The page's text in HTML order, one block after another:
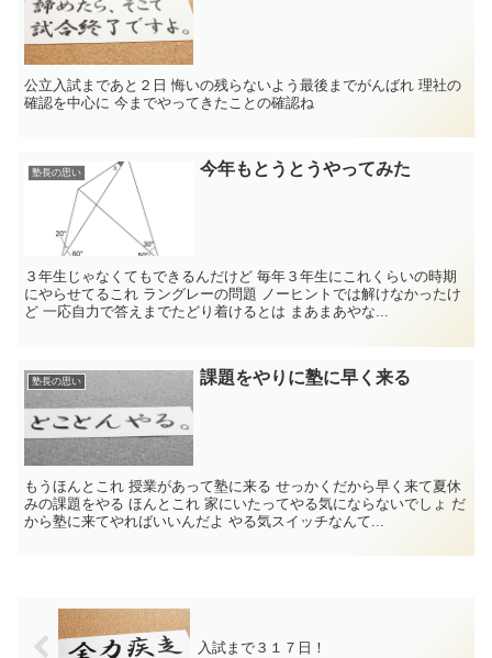
公立入試まであと２日 悔いの残らないよう最後までがんばれ 理社の
確認を中心に 今までやってきたことの確認ね
塾長の思い 今年もとうとうやってみた
３年生じゃなくてもできるんだけど 毎年３年生にこれくらいの時期
にやらせてるこれ ラングレーの問題 ノーヒントでは解けなかったけ
ど 一応自力で答えまでたどり着けるとは まあまあやな...
塾長の思い 課題をやりに塾に早く来る
もうほんとこれ 授業があって塾に来る せっかくだから早く来て夏休
みの課題をやる ほんとこれ 家にいたってやる気にならないでしょ だ
から塾に来てやればいいんだよ やる気スイッチなんて...
入試まで３１７日！